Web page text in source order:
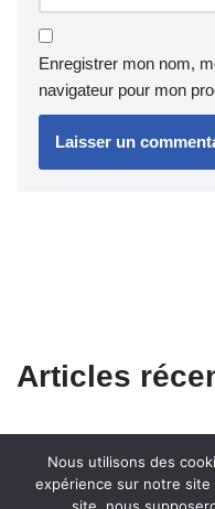
Enregistrer mon nom,
navigateur pour mon
Articles
Nous utilisons des
expérience sur notre